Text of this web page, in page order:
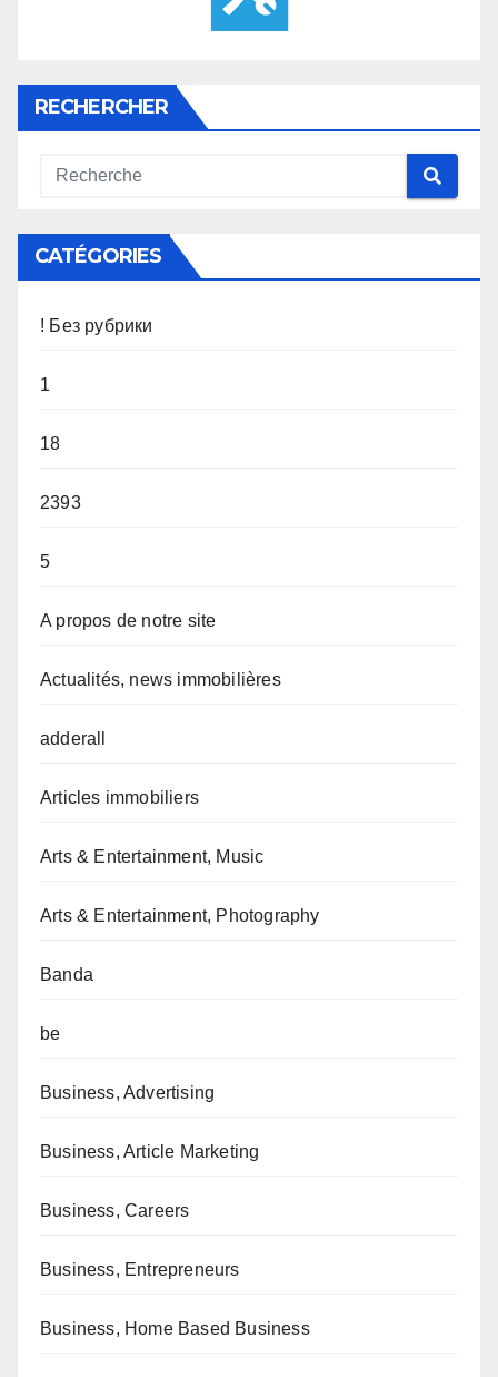
RECHERCHER
CATÉGORIES
! Без рубрики
1
18
2393
5
A propos de notre site
Actualités, news immobilières
adderall
Articles immobiliers
Arts & Entertainment, Music
Arts & Entertainment, Photography
Banda
be
Business, Advertising
Business, Article Marketing
Business, Careers
Business, Entrepreneurs
Business, Home Based Business